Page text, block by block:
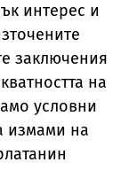
интерес и
заключения
на
условни
измами на